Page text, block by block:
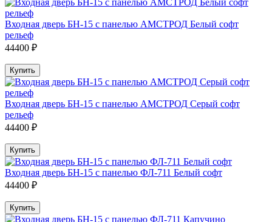
Входная дверь БН-15 с панелью АМСТРОД Белый софт
рельеф
44400 ₽
Купить
Входная дверь БН-15 с панелью АМСТРОД Серый софт
рельеф
44400 ₽
Купить
Входная дверь БН-15 с панелью ФЛ-711 Белый софт
44400 ₽
Купить